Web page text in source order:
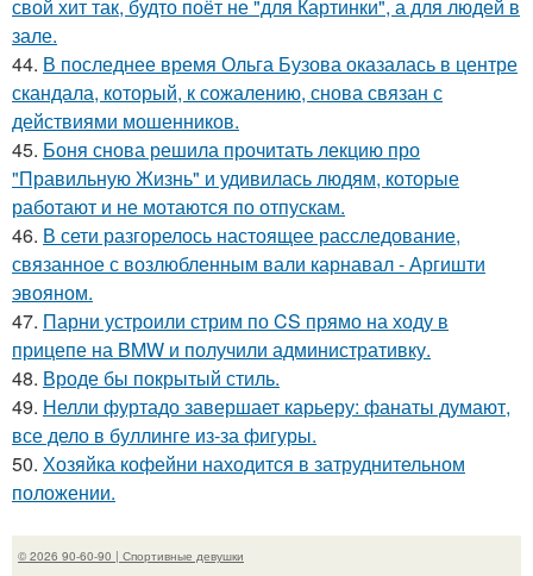
свой хит так, будто поёт не "для Картинки", а для людей в
зале.
44. В последнее время Ольга Бузова оказалась в центре
скандала, который, к сожалению, снова связан с
действиями мошенников.
45. Боня снова решила прочитать лекцию про
"Правильную Жизнь" и удивилась людям, которые
работают и не мотаются по отпускам.
46. В сети разгорелось настоящее расследование,
связанное с возлюбленным вали карнавал - Аргишти
эвояном.
47. Парни устроили стрим по CS прямо на ходу в
прицепе на BMW и получили административку.
48. Вроде бы покрытый стиль.
49. Нелли фуртадо завершает карьеру: фанаты думают,
все дело в буллинге из-за фигуры.
50. Хозяйка кофейни находится в затруднительном
положении.
© 2026 90-60-90 | Спортивные девушки